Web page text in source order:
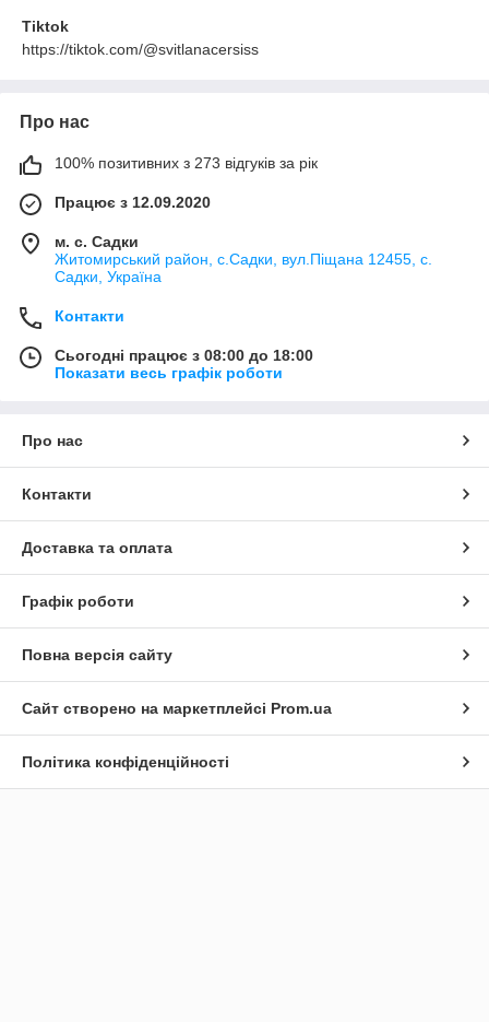
Tiktok
https://tiktok.com/@svitlanacersiss
Про нас
100% позитивних з 273 відгуків за рік
Працює з 12.09.2020
м. с. Садки
Житомирський район, с.Садки, вул.Піщана 12455, с.
Садки, Україна
Контакти
Сьогодні працює з 08:00 до 18:00
Показати весь графік роботи
Про нас
Контакти
Доставка та оплата
Графік роботи
Повна версія сайту
Сайт створено на маркетплейсі Prom.ua
Політика конфіденційності